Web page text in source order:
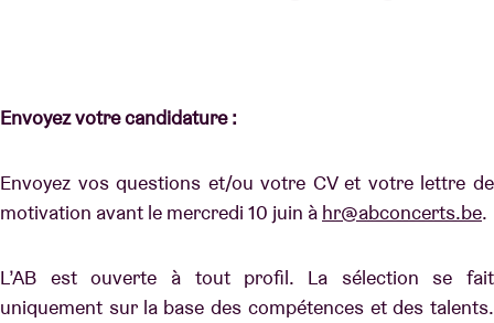
Envoyez votre candidature :
Envoyez vos questions et/ou votre CV et votre lettre de
motivation avant le mercredi 10 juin à hr@abconcerts.be.
L’AB est ouverte à tout profil. La sélection se fait
uniquement sur la base des compétences et des talents.